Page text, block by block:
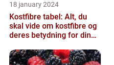
18 january 2024
Kostfibre tabel: Alt, du
skal vide om kostfibre og
deres betydning for din